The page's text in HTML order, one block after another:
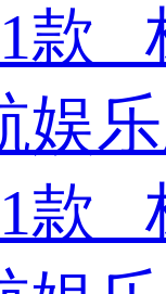
款
娱
款